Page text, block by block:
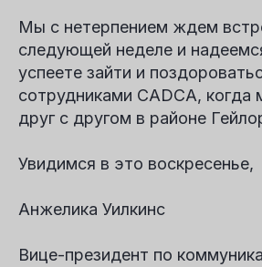
Мы с нетерпением ждем
следующей неделе и
успеете зайти и
сотрудниками CADCA, когда
друг с другом в районе
Увидимся в это воскресенье,
Анжелика Уилкинс
Вице-президент по